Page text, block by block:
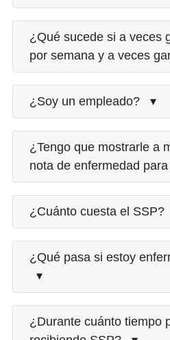
¿Qué sucede si a veces
por semana y a veces
¿Soy un empleado? ▾
¿Tengo que mostrarle a
nota de enfermedad
¿Cuánto cuesta el
¿Qué pasa si estoy
▾
¿Durante cuánto tiempo